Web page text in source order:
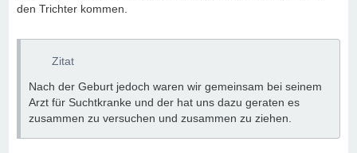
den Trichter kommen.
Zitat
Nach der Geburt jedoch waren wir gemeinsam bei seinem
Arzt für Suchtkranke und der hat uns dazu geraten es
zusammen zu versuchen und zusammen zu ziehen.